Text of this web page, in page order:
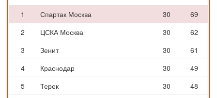
1
Спартак Москва 30
69
2
ЦСКА Москва 30
62
3
Зенит 30
61
4
Краснодар 30
49
5
Терек 30
48